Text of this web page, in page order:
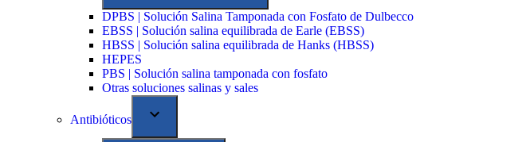
DPBS | Solución Salina Tamponada con Fosfato de Dulbecco
EBSS | Solución salina equilibrada de Earle (EBSS)
HBSS | Solución salina equilibrada de Hanks (HBSS)
HEPES
PBS | Solución salina tamponada con fosfato
Otras soluciones salinas y sales
Antibióticos